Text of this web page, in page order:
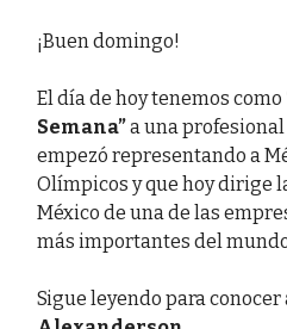
¡Buen domingo!
El día de hoy tenemos como
Semana”a una
empezó representando a
Olímpicos y que hoy dirige
México de una de las
más importantes del
Sigue leyendo para conocer